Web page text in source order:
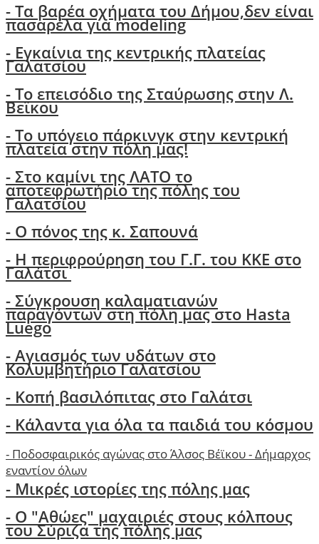
- Tα βαρέα οχήματα του Δήμου,δεν είναι
πασαρέλα για modeling
- Εγκαίνια της κεντρικής πλατείας
Γαλατσίου
- Το επεισόδιο της Σταύρωσης στην Λ.
Βεϊκου
- Το υπόγειο πάρκινγκ στην κεντρική
πλατεία στην πόλη μας!
- Στο καμίνι της ΛΑΤΟ το
αποτεφρωτήριο της πόλης του
Γαλατσίου
- Ο πόνος της κ. Σαπουνά
- H περιφρούρηση του Γ.Γ. του ΚΚΕ στο
Γαλάτσι
-Σύγκρουση καλαματιανών
παραγόντων στη πόλη μας στο Hasta
Luego
- Αγιασμός των υδάτων στο
Κολυμβητήριο Γαλατσίου
- Κοπή βασιλόπιτας στο Γαλάτσι
- Κάλαντα για όλα τα παιδιά του κόσμου
- Ποδοσφαιρικός αγώνας στο Άλσος Βέϊκου - Δήμαρχος
εναντίον όλων
- Μικρές ιστορίες της πόλης μας
- Ο "Αθώες" μαχαιριές στους κόλπους
του Σύριζα της πόλης μας